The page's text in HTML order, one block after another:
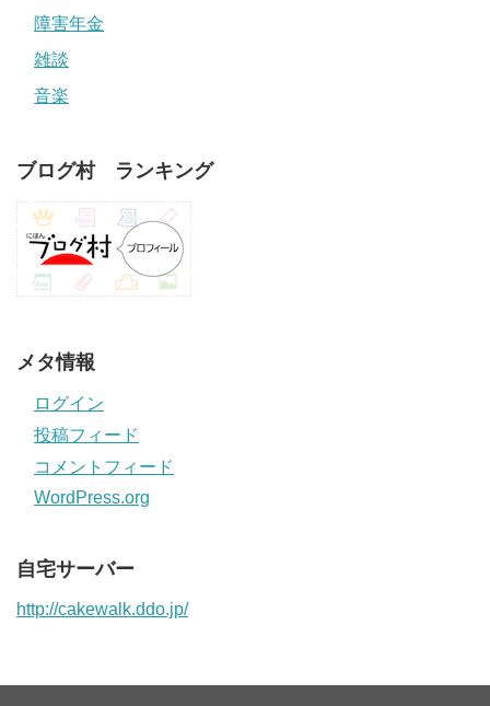
障害年金
雑談
音楽
ブログ村 ランキング
メタ情報
ログイン
投稿フィード
コメントフィード
WordPress.org
自宅サーバー
http://cakewalk.ddo.jp/